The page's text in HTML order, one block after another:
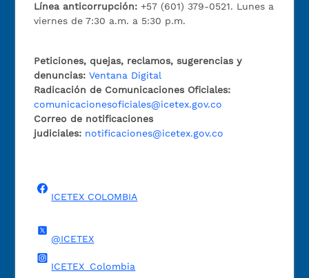
Línea anticorrupción:+57 (601) 379-0521. Lunes a
viernes de 7:30 a.m. a 5:30 p.m.
Peticiones, quejas, reclamos, sugerencias y
denuncias: Ventana Digital
Radicación de Comunicaciones Oficiales:
comunicacionesoficiales@icetex.gov.co
Correo de notificaciones
judiciales: notificaciones@icetex.gov.co
ICETEX COLOMBIA
@ICETEX
ICETEX_Colombia